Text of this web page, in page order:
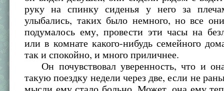
руку на спинку сиденья у него за
улыбались, таких было немного, но все
подумалось ему, провести эти часы на
или в комнате какого-нибудь семейного
так и спокойно, и много приличнее.
Он почувствовал уверенность, что и
такую поездку недели через две, если не